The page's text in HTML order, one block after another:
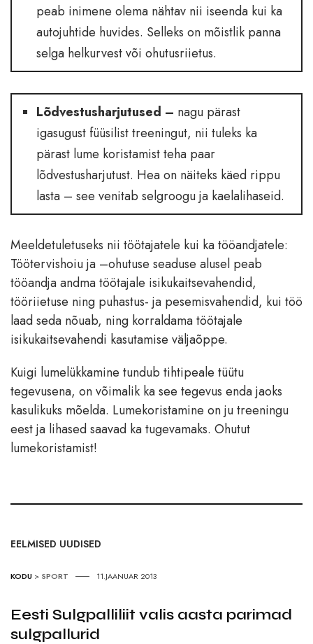
peab inimene olema nähtav nii iseenda kui ka
autojuhtide huvides. Selleks on mõistlik panna
selga helkurvest või ohutusriietus.
Lõdvestusharjutused – nagu pärast
igasugust füüsilist treeningut, nii tuleks ka
pärast lume koristamist teha paar
lõdvestusharjutust. Hea on näiteks käed rippu
lasta – see venitab selgroogu ja kaelalihaseid.
Meeldetuletuseks nii töötajatele kui ka tööandjatele:
Töötervishoiu ja –ohutuse seaduse alusel peab
tööandja andma töötajale isikukaitsevahendid,
tööriietuse ning puhastus- ja pesemisvahendid, kui töö
laad seda nõuab, ning korraldama töötajale
isikukaitsevahendi kasutamise väljaõppe.
Kuigi lumelükkamine tundub tihtipeale tüütu
tegevusena, on võimalik ka see tegevus enda jaoks
kasulikuks mõelda. Lumekoristamine on ju treeningu
eest ja lihased saavad ka tugevamaks. Ohutut
lumekoristamist!
EELMISED UUDISED
KODU > SPORT 11.JAANUAR 2013
Eesti Sulgpalliliit valis aasta parimad
sulgpallurid